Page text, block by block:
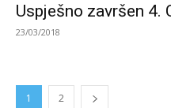
Uspješno završen 4.
23/03/2018
1 2